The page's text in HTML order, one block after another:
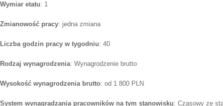
Wymiar etatu: 1
Zmianowość pracy: jedna zmiana
Liczba godzin pracy w tygodniu: 40
Rodzaj wynagrodzenia: Wynagrodzenie brutto
Wysokość wynagrodzenia brutto: od 1 800 PLN
System wynagradzania pracowników na tym stanowisku: Czasowy ze